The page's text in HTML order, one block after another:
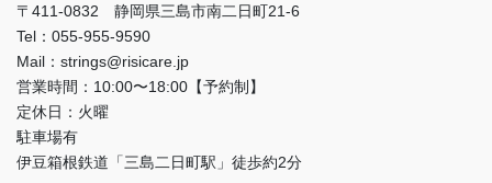
〒411-0832 静岡県三島市南二日町21-6
Tel：055-955-9590
Mail：strings@risicare.jp
営業時間：10:00〜18:00【予約制】
定休日：火曜
駐車場有
伊豆箱根鉄道「三島二日町駅」徒歩約2分